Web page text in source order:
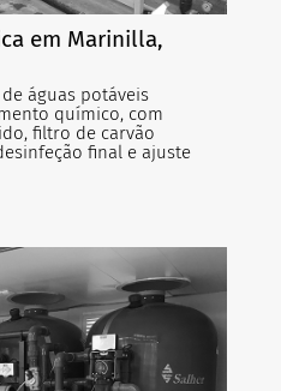
em Marinilla,
águas potáveis
químico, com
filtro de carvão
final e ajuste